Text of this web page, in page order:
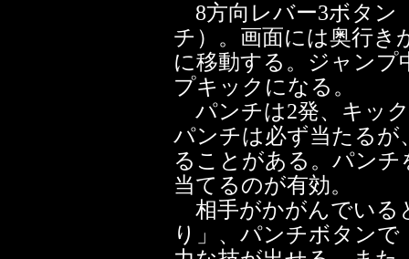
8方向レバー3ボタン
チ）。画面には奥行き
に移動する。ジャン
プキックになる。
パンチは2発、キッ
パンチは必ず当たる
ることがある。パン
当てるのが有効。
相手がかがんでいる
り」、パンチボタン